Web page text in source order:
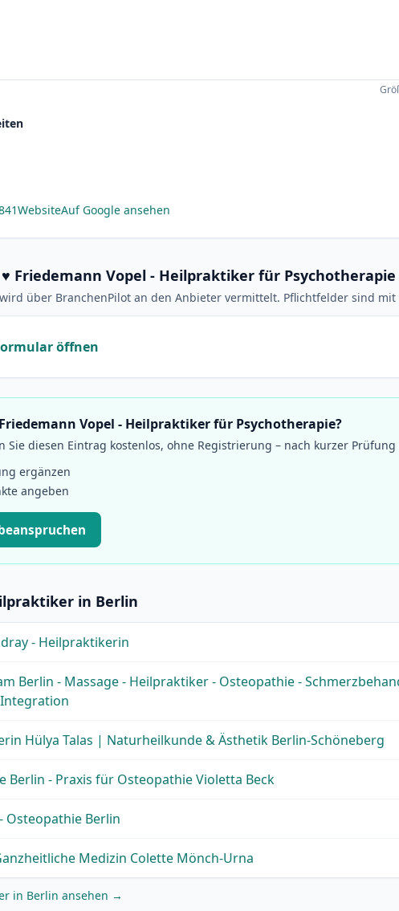
WebsiteAuf Google ansehen
Friedemann Vopel - Heilpraktiker für Psychotherapie
über BranchenPilot an den Anbieter vermittelt. Pflichtfelder sind mit
öffnen
Vopel - Heilpraktiker für Psychotherapie?
Sie diesen Eintrag kostenlos, ohne Registrierung – nach kurzer
ergänzen
angeben
in Berlin
- Heilpraktikerin
Berlin - Massage - Heilpraktiker - Osteopathie -
Hülya Talas | Naturheilkunde & Ästhetik Berlin-Schöneberg
Berlin - Praxis für Osteopathie Violetta Beck
Osteopathie Berlin
Medizin Colette Mönch-Urna
in Berlin ansehen →